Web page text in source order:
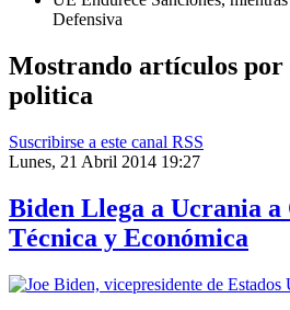
Defensiva
Mostrando artículos
politica
Suscribirse a este canal RSS
Lunes, 21 Abril 2014 19:27
Biden Llega a Ucrania
Técnica y Económica